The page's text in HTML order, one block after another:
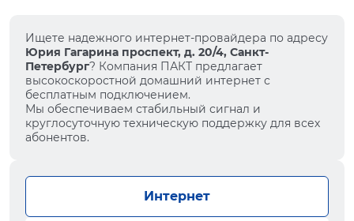
Ищете надежного интернет-провайдера по адресу
Юрия Гагарина проспект, д. 20/4, Санкт-
Петербург? Компания ПАКТ предлагает
высокоскоростной домашний интернет с
бесплатным подключением.
Мы обеспечиваем стабильный сигнал и
круглосуточную техническую поддержку для всех
абонентов.
Интернет